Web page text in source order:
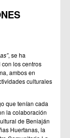
, se ha
los centros
ambos en
culturales
que tenían cada
la colaboración
de Beniaján
Huertanas, la